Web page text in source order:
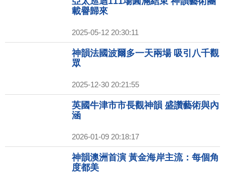
載譽歸來
2025-05-12 20:30:11
神韻法國波爾多一天兩場 吸引八千觀
眾
2025-12-30 20:21:55
英國牛津市市長觀神韻 盛讚藝術與內
涵
2026-01-09 20:18:17
神韻澳洲首演 黃金海岸主流：每個角
度都美